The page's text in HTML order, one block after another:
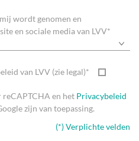
wordt genomen en
en sociale media van LVV*
van LVV (zie legal)*
reCAPTCHA en het Privacybeleid
zijn van toepassing.
(*) Verplichte velden